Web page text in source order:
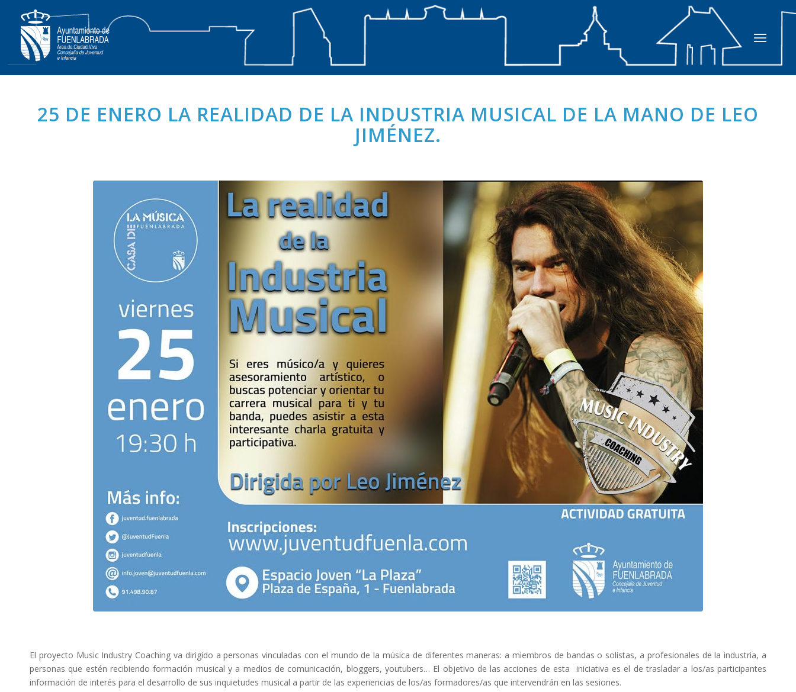
25 DE ENERO LA REALIDAD DE LA INDUSTRIA MUSICAL DE LA MANO DE LEO
JIMÉNEZ.
El proyecto Music Industry Coaching va dirigido a personas vinculadas con el mundo de la música de diferentes maneras: a miembros de bandas o solistas, a profesionales de la industria, a
personas que estén recibiendo formación musical y a medios de comunicación, bloggers, youtubers… El objetivo de las acciones de esta iniciativa es el de trasladar a los/as participantes
información de interés para el desarrollo de sus inquietudes musical a partir de las experiencias de los/as formadores/as que intervendrán en las sesiones.